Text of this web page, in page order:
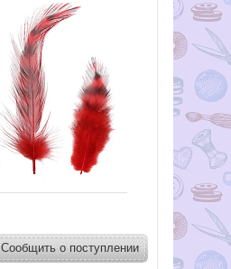
Сообщить о поступлении